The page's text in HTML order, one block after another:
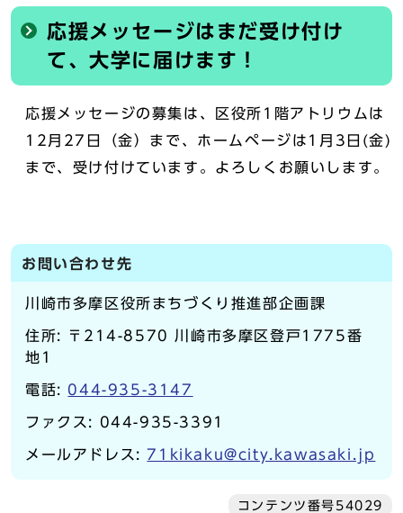
応援メッセージはまだ受け付け
て、大学に届けます！
応援メッセージの募集は、区役所1階アトリウムは
12月27日（金）まで、ホームページは1月3日(金)
まで、受け付けています。よろしくお願いします。
お問い合わせ先
川崎市多摩区役所まちづくり推進部企画課
住所: 〒214-8570 川崎市多摩区登戸1775番
地1
電話: 044-935-3147
ファクス: 044-935-3391
メールアドレス:71kikaku@city.kawasaki.jp
コンテンツ番号54029